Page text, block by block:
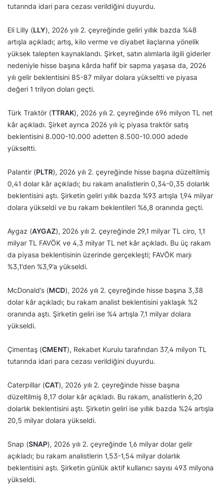
tutarında idari para cezası verildiğini duyurdu.
Eli Lilly (LLY), 2026 yılı 2. çeyreğinde geliri yıllık bazda %48
artışla açıkladı; artış, kilo verme ve diyabet ilaçlarına yönelik
yüksek talepten kaynaklandı. Şirket, satın alımlarla ilgili giderler
nedeniyle hisse başına kârda hafif bir sapma yaşasa da, 2026
yılı gelir beklentisini 85-87 milyar dolara yükseltti ve piyasa
değeri 1 trilyon doları geçti.
Türk Traktör (TTRAK), 2026 yılı 2. çeyreğinde 696 milyon TL net
kâr açıkladı. Şirket ayrıca 2026 yılı iç piyasa traktör satış
beklentisini 8.000-10.000 adetten 8.500-10.000 adede
yükseltti.
Palantir (PLTR), 2026 yılı 2. çeyreğinde hisse başına düzeltilmiş
0,41 dolar kâr açıkladı; bu rakam analistlerin 0,34-0,35 dolarlık
beklentisini aştı. Şirketin geliri yıllık bazda %93 artışla 1,94 milyar
dolara yükseldi ve bu rakam beklentileri %6,8 oranında geçti.
Aygaz (AYGAZ), 2026 yılı 2. çeyreğinde 29,1 milyar TL ciro, 1,1
milyar TL FAVÖK ve 4,3 milyar TL net kâr açıkladı. Bu üç rakam
da piyasa beklentisinin üzerinde gerçekleşti; FAVÖK marjı
%3,1’den %3,9’a yükseldi.
McDonald’s (MCD), 2026 yılı 2. çeyreğinde hisse başına 3,38
dolar kâr açıkladı; bu rakam analist beklentisini yaklaşık %2
oranında aştı. Şirketin geliri ise %4 artışla 7,1 milyar dolara
yükseldi.
Çimentaş (CMENT), Rekabet Kurulu tarafından 37,4 milyon TL
tutarında idari para cezası verildiğini duyurdu.
Caterpillar (CAT), 2026 yılı 2. çeyreğinde hisse başına
düzeltilmiş 8,17 dolar kâr açıkladı. Bu rakam, analistlerin 6,20
dolarlık beklentisini aştı. Şirketin geliri ise yıllık bazda %24 artışla
20,5 milyar dolara yükseldi.
Snap (SNAP), 2026 yılı 2. çeyreğinde 1,6 milyar dolar gelir
açıkladı; bu rakam analistlerin 1,53-1,54 milyar dolarlık
beklentisini aştı. Şirketin günlük aktif kullanıcı sayısı 493 milyona
yükseldi.